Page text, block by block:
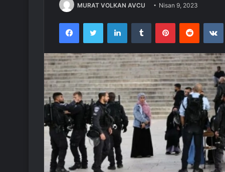
MURAT VOLKAN AVCU Nisan 9, 2023
FacebookTwitter LinkedInTumblr PinterestReddit